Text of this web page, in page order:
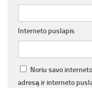
Interneto puslapis
Noriu savo
adresą ir interneto